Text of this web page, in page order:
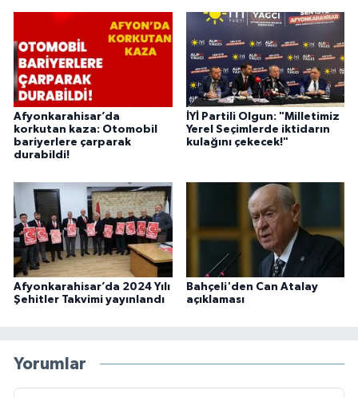
Afyonkarahisar’da
korkutan kaza: Otomobil
bariyerlere çarparak
durabildi!
İYİ Partili Olgun: "Milletimiz
Yerel Seçimlerde iktidarın
kulağını çekecek!"
Afyonkarahisar’da 2024 Yılı
Şehitler Takvimi yayınlandı
Bahçeli'den Can Atalay
açıklaması
Yorumlar